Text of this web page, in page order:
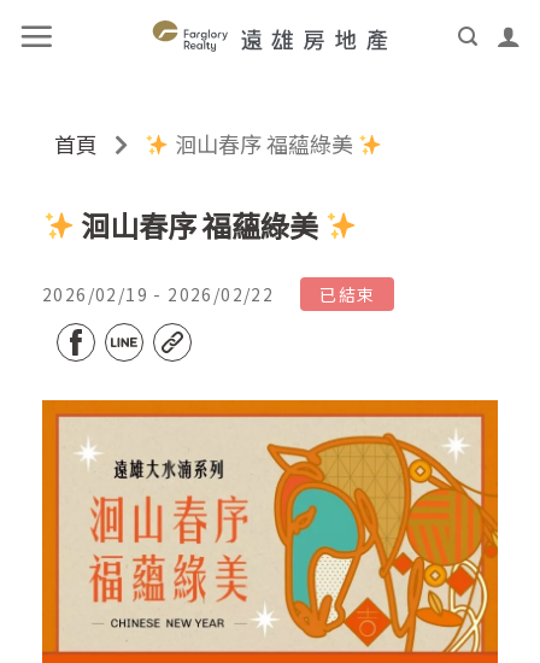
首頁 洄山春序 福蘊綠美
洄山春序 福蘊綠美
2026/02/19 - 2026/02/22 已結束